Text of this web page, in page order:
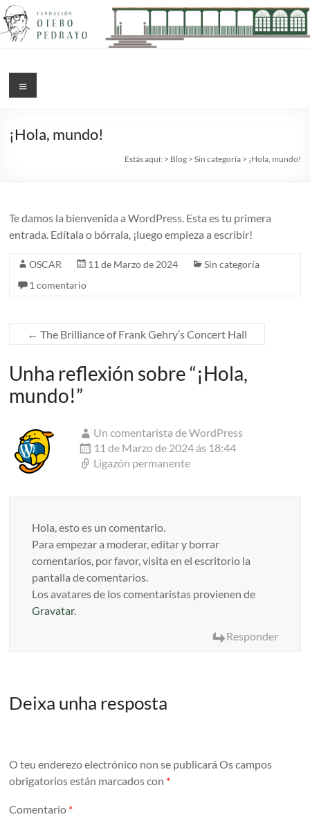
Saltar
ao
contido
Menú
¡Hola, mundo!
Estás aquí: > Blog> Sin categoría> ¡Hola, mundo!
Te damos la bienvenida a WordPress. Esta es tu primera
entrada. Edítala o bórrala, ¡luego empieza a escribir!
OSCAR 11 de Marzo de 2024
Sin categoría
1 comentario
← The Brilliance of Frank Gehry’s Concert Hall
Unha reflexión sobre “¡Hola,
mundo!”
Un comentarista de WordPress
11 de Marzo de 2024 ás 18:44
Ligazón permanente
Hola, esto es un comentario.
Para empezar a moderar, editar y borrar
comentarios, por favor, visita en el escritorio la
pantalla de comentarios.
Los avatares de los comentaristas provienen de
Gravatar.
Responder
Deixa unha resposta
O teu enderezo electrónico non se publicará Os campos
obrigatorios están marcados con *
Comentario *